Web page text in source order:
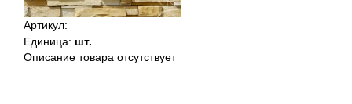
Артикул:
Единица: шт.
Описание товара отсутствует